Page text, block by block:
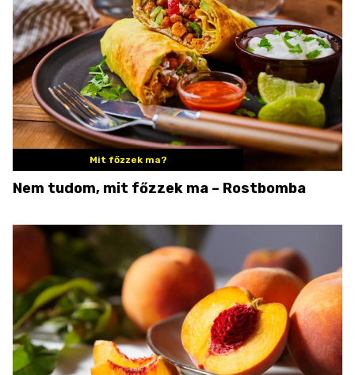
Mit főzzek ma?
Nem tudom, mit főzzek ma – Rostbomba